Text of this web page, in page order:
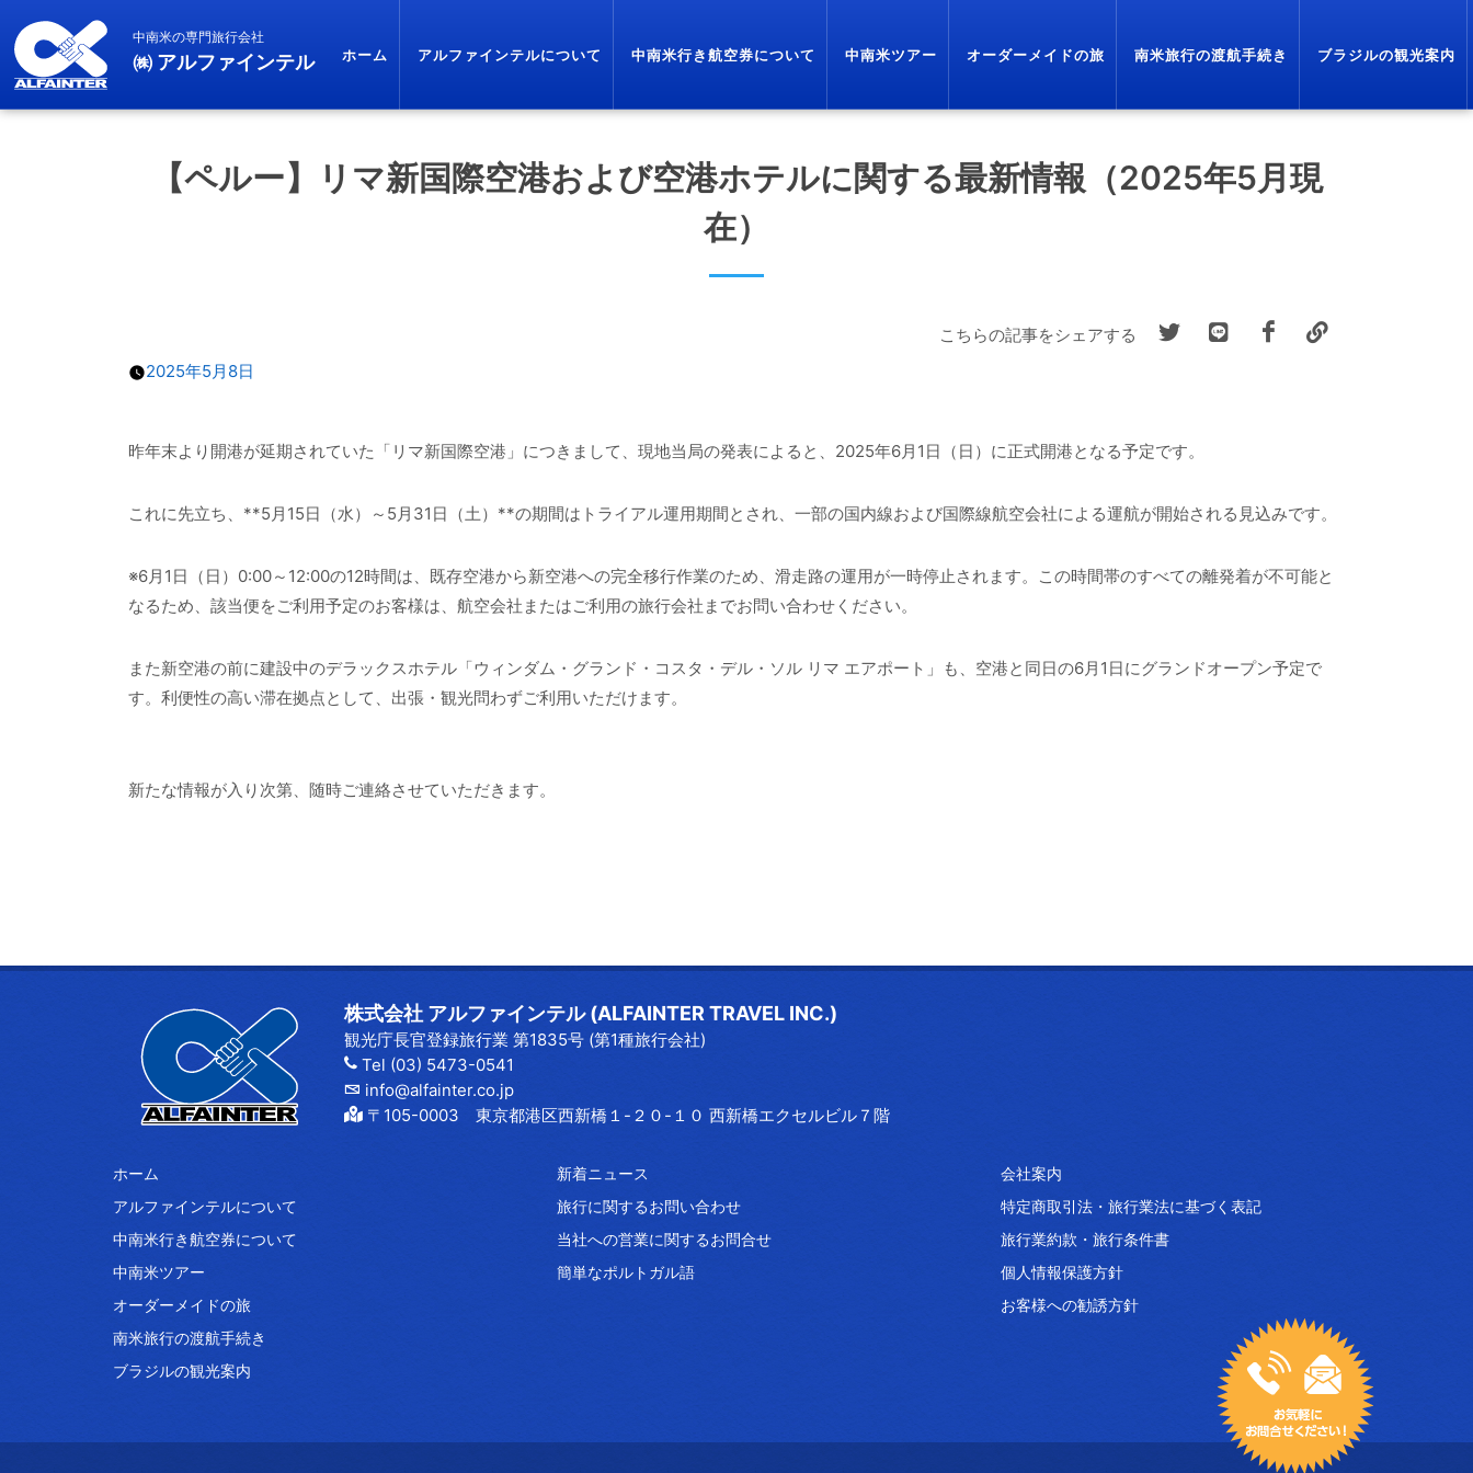
中南米の専門旅行会社
㈱ アルファインテル ホーム アルファインテルについて 中南米行き航空券について 中南米ツアー オーダーメイドの旅 南米旅行の渡航手続き ブラジルの観光案内
【ペルー】リマ新国際空港および空港ホテルに関する最新情報（2025年5月現
在）
こちらの記事をシェアする
2025年5月8日
昨年末より開港が延期されていた「リマ新国際空港」につきまして、現地当局の発表によると、2025年6月1日（日）に正式開港となる予定です。
これに先立ち、**5月15日（水）～5月31日（土）**の期間はトライアル運用期間とされ、一部の国内線および国際線航空会社による運航が開始される見込みです。
※6月1日（日）0:00～12:00の12時間は、既存空港から新空港への完全移行作業のため、滑走路の運用が一時停止されます。この時間帯のすべての離発着が不可能と
なるため、該当便をご利用予定のお客様は、航空会社またはご利用の旅行会社までお問い合わせください。
また新空港の前に建設中のデラックスホテル「ウィンダム・グランド・コスタ・デル・ソル リマ エアポート」も、空港と同日の6月1日にグランドオープン予定で
す。利便性の高い滞在拠点として、出張・観光問わずご利用いただけます。
新たな情報が入り次第、随時ご連絡させていただきます。
株式会社 アルファインテル (ALFAINTER TRAVEL INC.)
観光庁長官登録旅行業 第1835号 (第1種旅行会社)
Tel (03) 5473-0541
info@alfainter.co.jp
〒105-0003 東京都港区西新橋１-２０-１０ 西新橋エクセルビル７階
ホーム
アルファインテルについて
中南米行き航空券について
中南米ツアー
オーダーメイドの旅
南米旅行の渡航手続き
ブラジルの観光案内
新着ニュース
旅行に関するお問い合わせ
当社への営業に関するお問合せ
簡単なポルトガル語
会社案内
特定商取引法・旅行業法に基づく表記
旅行業約款・旅行条件書
個人情報保護方針
お客様への勧誘方針